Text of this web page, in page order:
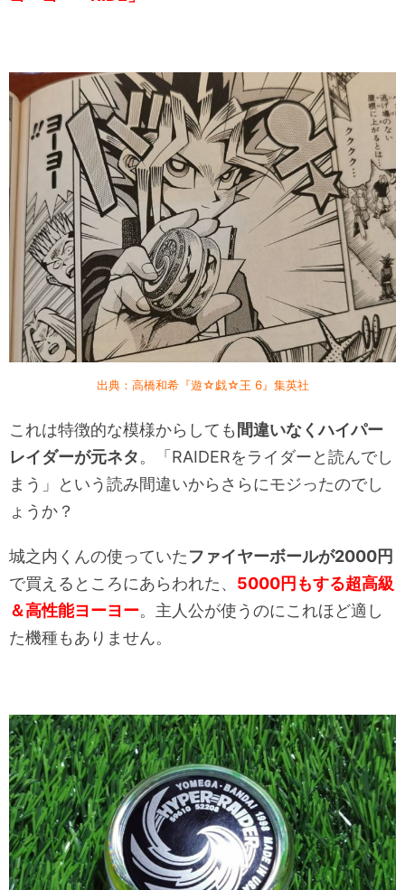
出典：高橋和希『遊☆戯☆王 6』集英社
これは特徴的な模様からしても 間違いなくハイパー
レイダーが元ネタ。「RAIDERをライダーと読んでし
まう」という読み間違いからさらにモジったのでし
ょうか？
城之内くんの使っていたファイヤーボールが2000円
で買えるところにあらわれた、 5000円もする超高級
＆高性能ヨーヨー。主人公が使うのにこれほど適し
た機種もありません。